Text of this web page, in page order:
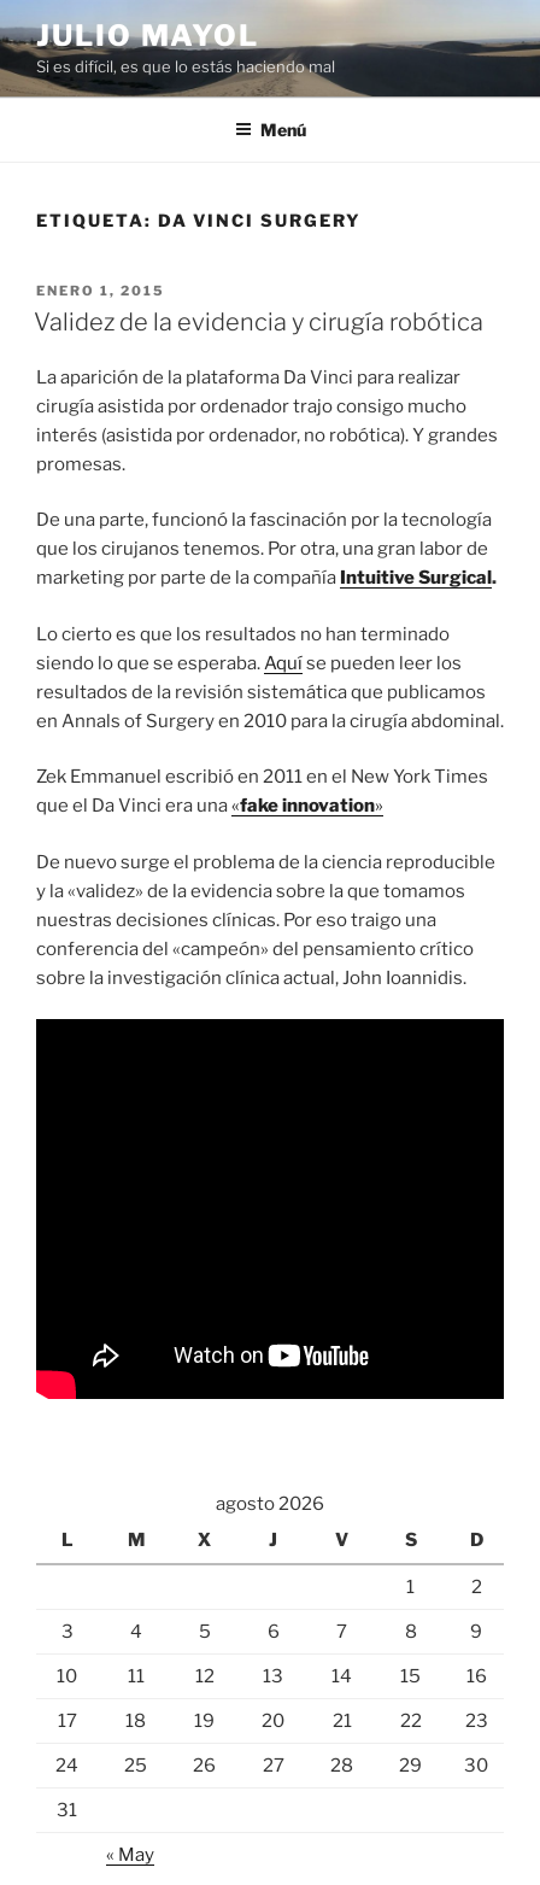
al
contenido
JULIO MAYOL
Si es difícil, es que lo estás haciendo mal
Menú
ETIQUETA: DA VINCI SURGERY
PUBLICADO
EL
ENERO 1, 2015
Validez de la evidencia y cirugía robótica
La aparición de la plataforma Da Vinci para realizar
cirugía asistida por ordenador trajo consigo mucho
interés (asistida por ordenador, no robótica). Y grandes
promesas.
De una parte, funcionó la fascinación por la tecnología
que los cirujanos tenemos. Por otra, una gran labor de
marketing por parte de la compañía Intuitive Surgical.
Lo cierto es que los resultados no han terminado
siendo lo que se esperaba.Aquíse pueden leer los
resultados de la revisión sistemática que publicamos
en Annals of Surgery en 2010 para la cirugía abdominal.
Zek Emmanuel escribió en 2011 en el New York Times
que el Da Vinci era una«fake innovation»
De nuevo surge el problema de la ciencia reproducible
y la «validez» de la evidencia sobre la que tomamos
nuestras decisiones clínicas. Por eso traigo una
conferencia del «campeón» del pensamiento crítico
sobre la investigación clínica actual, John Ioannidis.
agosto 2026
L
M X J V S D
1 2
3 4 5 6 7 8 9
10 11 12 13 14 15 16
17 18 19 20 21 22 23
24 25 26 27 28 29 30
31
« May